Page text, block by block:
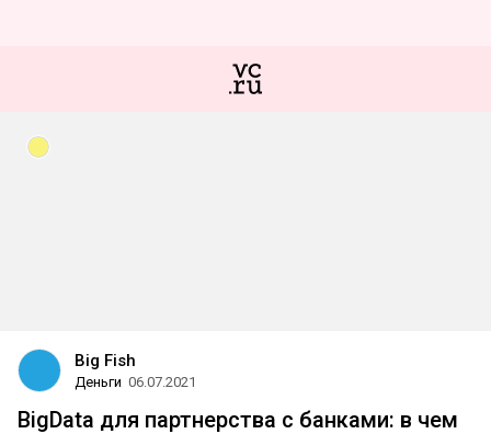
Big Fish
Деньги 06.07.2021
BigData для партнерства с банками: в чем